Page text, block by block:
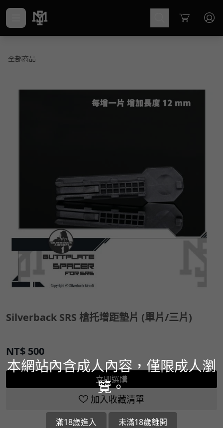
Cart
全部商品
Silverback SRS 槍托增距墊片 (單片/三片)
NT$ 500
立即選購
加入收藏清單
本網站內含成人內容，僅限成人瀏
覽。
滿18歲進入 未滿18歲離開